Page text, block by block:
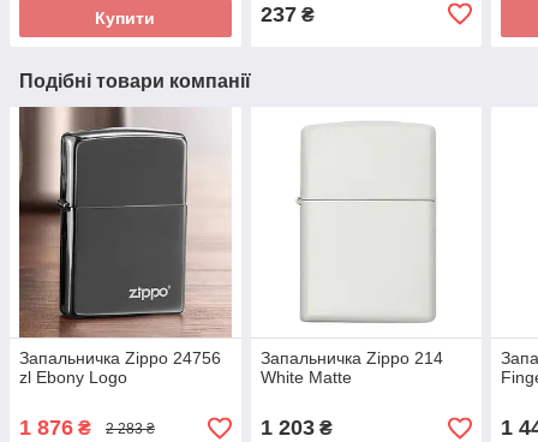
Купити 237₴
Подібні товари компанії
Запальничка Zippo 24756
zl Ebony Logo
1 876 ₴ 2 283 ₴
Запальничка Zippo 214
White Matte
1 203₴ 1